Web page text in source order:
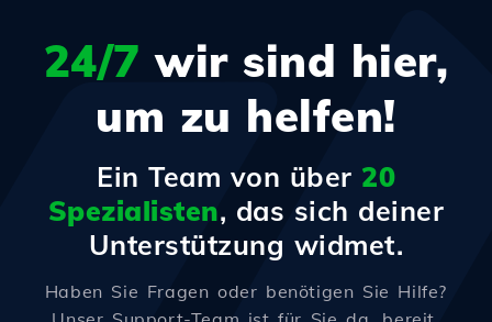
24/7 wir sind hier,
um zu helfen!
Ein Team von über 20
Spezialisten, das sich deiner
Unterstützung widmet.
Haben Sie Fragen oder benötigen Sie Hilfe?